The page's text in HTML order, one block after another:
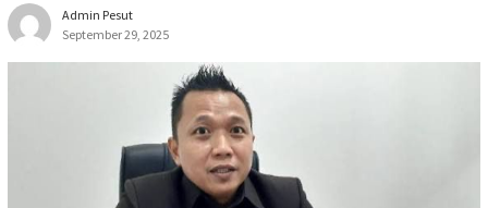
Admin Pesut
September 29, 2025